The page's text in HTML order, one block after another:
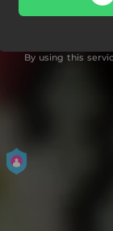
By using this